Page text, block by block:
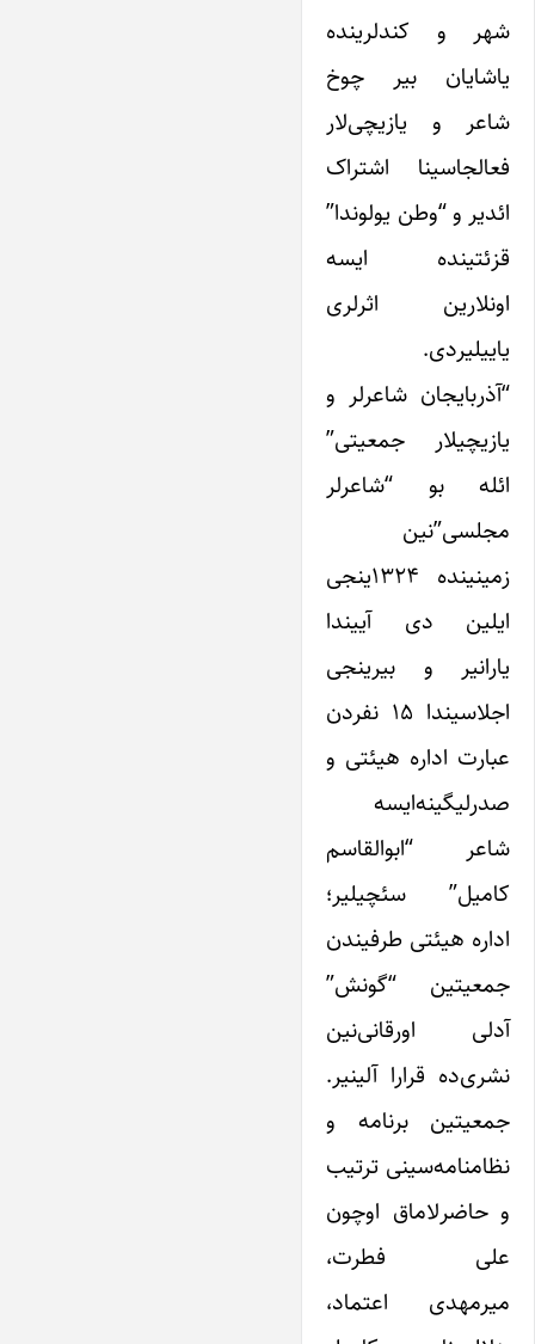
شهر و کندلرینده
یاشایان بیر چوخ
شاعر و یازیچی‌لار
فعالجاسینا اشتراک
ائدیر و “وطن یولوندا”
قزئتینده ایسه
اونلارین اثرلری
یاییلیردی.
“آذربایجان شاعرلر و
یازیچیلار جمعیتی”
ائله بو “شاعرلر
مجلسی”‌نین
زمینینده ۱۳۲۴ینجی
ایلین دی آییندا
یارانیر و بیرینجی
اجلاسیندا ۱۵ نفردن
عبارت اداره هیئتی و
صدرلیگینه‌ایسه
شاعر “ابوالقاسم
کامیل” سئچیلیر؛
اداره هیئتی طرفیندن
جمعیتین “گونش”
آدلی اورقانی‌نین
نشری‌ده قرارا آلینیر.
جمعیتین برنامه و
نظامنامه‌سینی ترتیب
و حاضرلاماق اوچون
علی فطرت،
میرمهدی اعتماد،